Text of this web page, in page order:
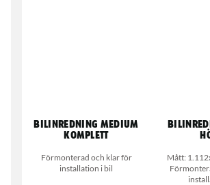
Bilinredning medium
komplett
Förmonterad och klar för
installation i bil
Mått: